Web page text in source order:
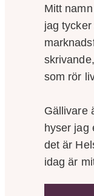
Mitt
jag
som rör
Gällivare
hyser jag
det är
idag är